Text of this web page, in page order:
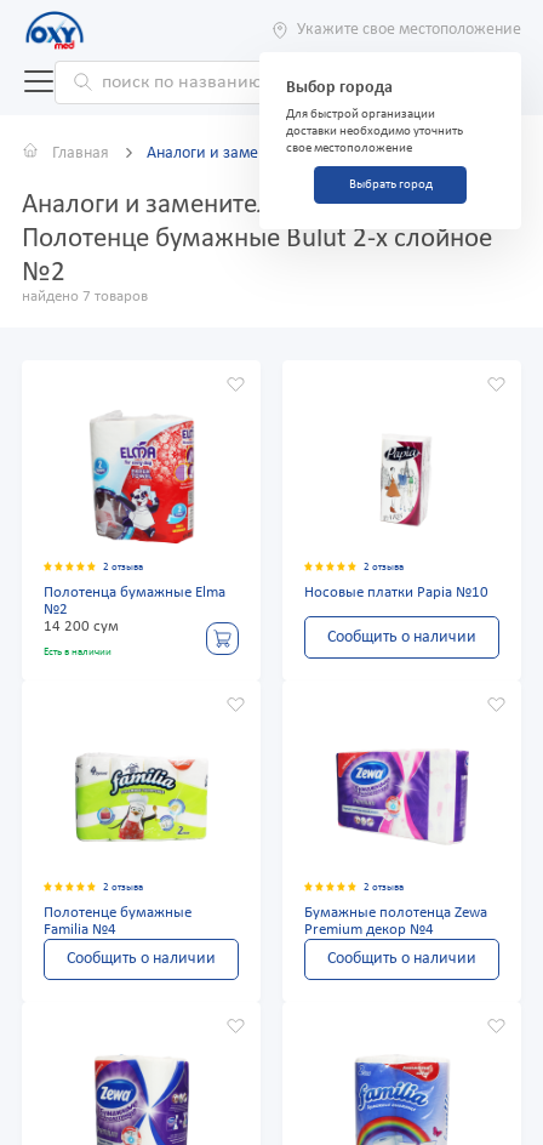
Укажите свое местоположение
Выбор города
Для быстрой организации
доставки необходимо уточнить
свое местоположение
Выбрать город
Главная Аналоги и заменители
Аналоги и заменители препарата
Полотенце бумажные Bulut 2-х слойное
№2
найдено 7 товаров
2 отзыва
Полотенца бумажные Elma
№2
14 200 сум
Есть в наличии
2 отзыва
Носовые платки Papia №10
Сообщить о наличии
2 отзыва
Полотенце бумажные
Familia №4
Сообщить о наличии
2 отзыва
Бумажные полотенца Zewa
Premium декор №4
Сообщить о наличии